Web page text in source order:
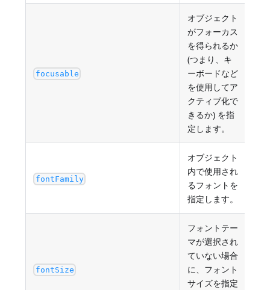
focusable
オブジェクト
がフォーカス
を得られるか
(つまり、キ
ーボードなど
を使用してア
クティブ化で
きるか) を指
定します。
fontFamily
オブジェクト
内で使用され
るフォントを
指定します。
fontSize
フォントテー
マが選択され
ていない場合
に、フォント
サイズを指定